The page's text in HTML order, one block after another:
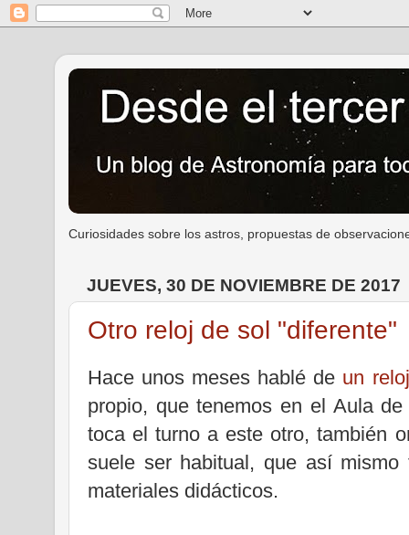
Curiosidades sobre los astros, propuestas de
JUEVES, 30 DE NOVIEMBRE DE 2017
Otro reloj de sol "diferente"
Hace unos meses hablé de un
propio, que tenemos en el Aula
toca el turno a este otro, también
suele ser habitual, que así
materiales didácticos.